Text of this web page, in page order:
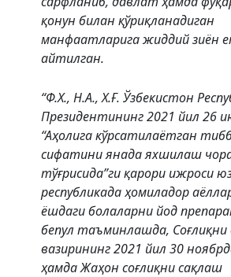
қонун билан қўриқланадиган
манфаатларига жиддий зиён
айтилган.
“Ф.Х., Н.А., Х.Ғ. Ўзбекистон
Президентининг 2021 йил 26
“Аҳолига кўрсатилаётган
сифатини янада яхшилаш
тўғрисида”ги қарори ижроси
республикада ҳомиладор
ёшдаги болаларни йод
бепул таъминлашда, Соғлиқни
вазирининг 2021 йил 30
ҳамда Жаҳон соғлиқни сақлаш